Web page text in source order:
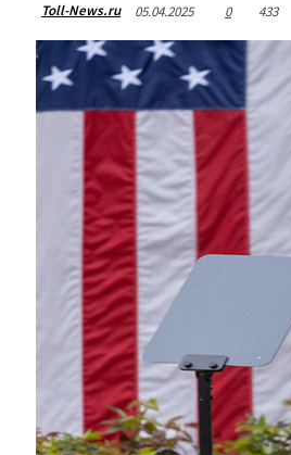
Toll-News.ru 05.04.2025 0 433